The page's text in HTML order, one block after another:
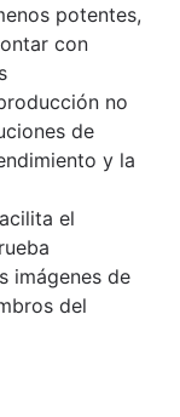
potentes,
con
no
de
y la
el
imágenes de
del